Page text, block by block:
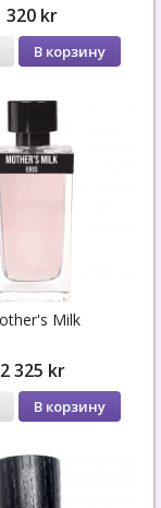
320 kr
В корзину
Milk
2 325 kr
В корзину